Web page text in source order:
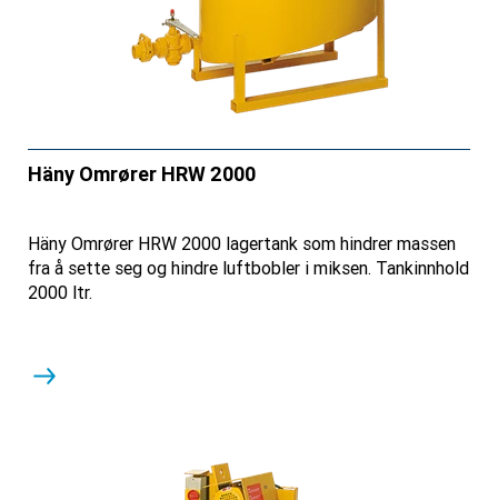
Häny Omrører HRW 2000
Häny Omrører HRW 2000 lagertank som hindrer massen
fra å sette seg og hindre luftbobler i miksen. Tankinnhold
2000 ltr.